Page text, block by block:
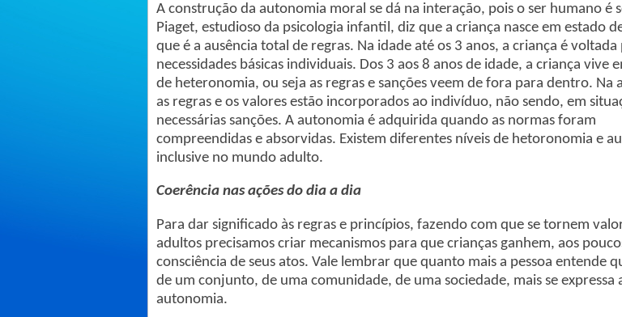
A construção da autonomia moral se dá na interação, pois o ser humano é
Piaget, estudioso da psicologia infantil, diz que a criança nasce em estado
que é a ausência total de regras. Na idade até os 3 anos, a criança é voltada
necessidades básicas individuais. Dos 3 aos 8 anos de idade, a criança vive
de heteronomia, ou seja as regras e sanções veem de fora para dentro. Na
as regras e os valores estão incorporados ao indivíduo, não sendo, em
necessárias sanções. A autonomia é adquirida quando as normas foram
compreendidas e absorvidas. Existem diferentes níveis de hetoronomia e
inclusive no mundo adulto.
Coerência nas ações do dia a dia
Para dar significado às regras e princípios, fazendo com que se tornem
adultos precisamos criar mecanismos para que crianças ganhem, aos
consciência de seus atos. Vale lembrar que quanto mais a pessoa entende
de um conjunto, de uma comunidade, de uma sociedade, mais se expressa
autonomia.